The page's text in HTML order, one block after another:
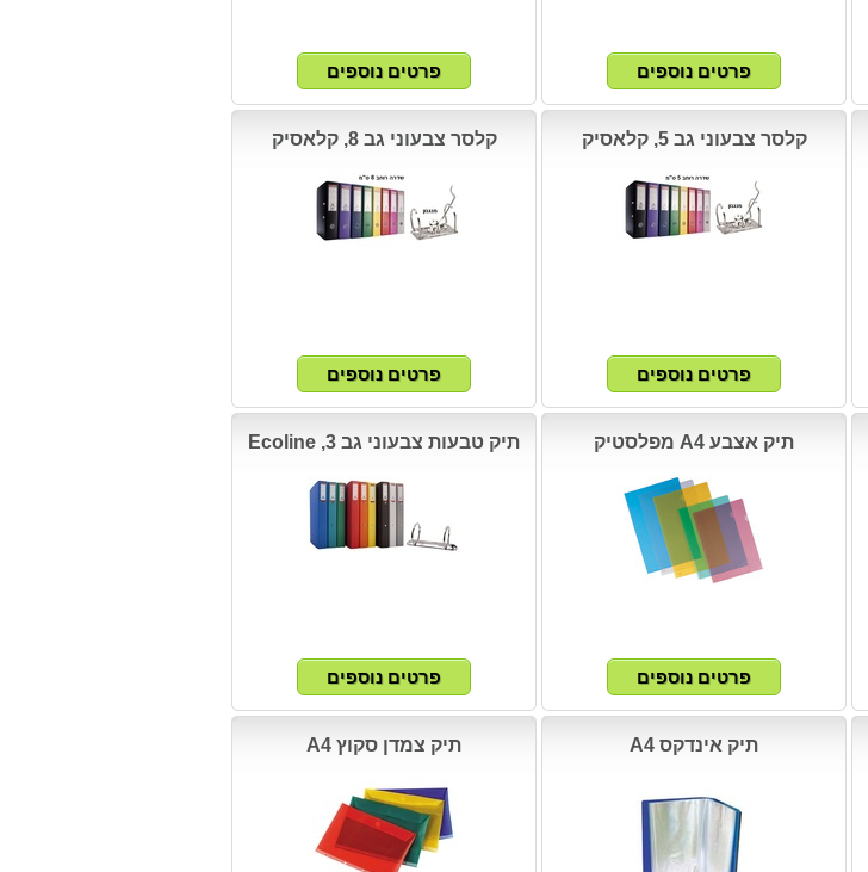
קלסר צבעוני גב 5, קלאסיק קלסר צבעוני גב 8, קלאסיק
תיק אצבע A4 מפלסטיק תיק טבעות צבעוני גב 3, Ecoline
תיק אינדקס A4 תיק צמדן סקוץ A4